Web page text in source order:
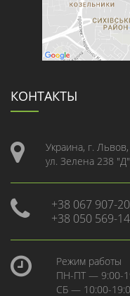
КОНТАКТЫ
Украина, г. Львов,
ул. Зелена 238 "Д"
+38 067 907-
+38 050 569-
Режим работы
ПН-ПТ — 9:00-
СБ — 10:00-